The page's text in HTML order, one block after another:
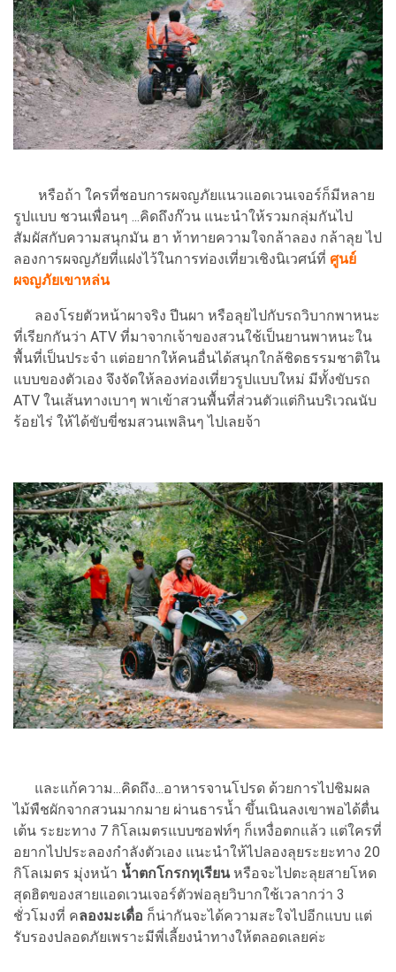
หรือถ้า ใครที่ชอบการผจญภัยแนวแอดเวนเจอร์ก็มีหลาย
รูปแบบ ชวนเพื่อนๆ ...คิดถึงก๊วน แนะนำให้รวมกลุ่มกันไป
สัมผัสกับความสนุกมัน ฮา ท้าทายความใจกล้าลอง กล้าลุย ไป
ลองการผจญภัยที่แฝงไว้ในการท่องเที่ยวเชิงนิเวศน์ที่ ศูนย์
ผจญภัยเขาหล่น
ลองโรยตัวหน้าผาจริง ปีนผา หรือลุยไปกับรถวิบากพาหนะ
ที่เรียกกันว่า ATV ที่มาจากเจ้าของสวนใช้เป็นยานพาหนะใน
พื้นที่เป็นประจำ แต่อยากให้คนอื่นได้สนุกใกล้ชิดธรรมชาติใน
แบบของตัวเอง จึงจัดให้ลองท่องเที่ยวรูปแบบใหม่ มีทั้งขับรถ
ATV ในเส้นทางเบาๆ พาเข้าสวนพื้นที่ส่วนตัวแต่กินบริเวณนับ
ร้อยไร่ ให้ได้ขับขี่ชมสวนเพลินๆ ไปเลยจ้า
และแก้ความ...คิดถึง...อาหารจานโปรด ด้วยการไปชิมผล
ไม้พืชผักจากสวนมากมาย ผ่านธารน้ำ ขึ้นเนินลงเขาพอได้ตื่น
เต้น ระยะทาง 7 กิโลเมตรแบบซอฟท์ๆ ก็เหงื่อตกแล้ว แต่ใครที่
อยากไปประลองกำลังตัวเอง แนะนำให้ไปลองลุยระยะทาง 20
กิโลเมตร มุ่งหน้า น้ำตกโกรกทุเรียนหรือจะไปตะลุยสายโหด
สุดฮิตของสายแอดเวนเจอร์ตัวพ่อลุยวิบากใช้เวลากว่า 3
ชั่วโมงที่ คลองมะเดื่อ ก็น่ากันจะได้ความสะใจไปอีกแบบ แต่
รับรองปลอดภัยเพราะมีพี่เลี้ยงนำทางให้ตลอดเลยค่ะ